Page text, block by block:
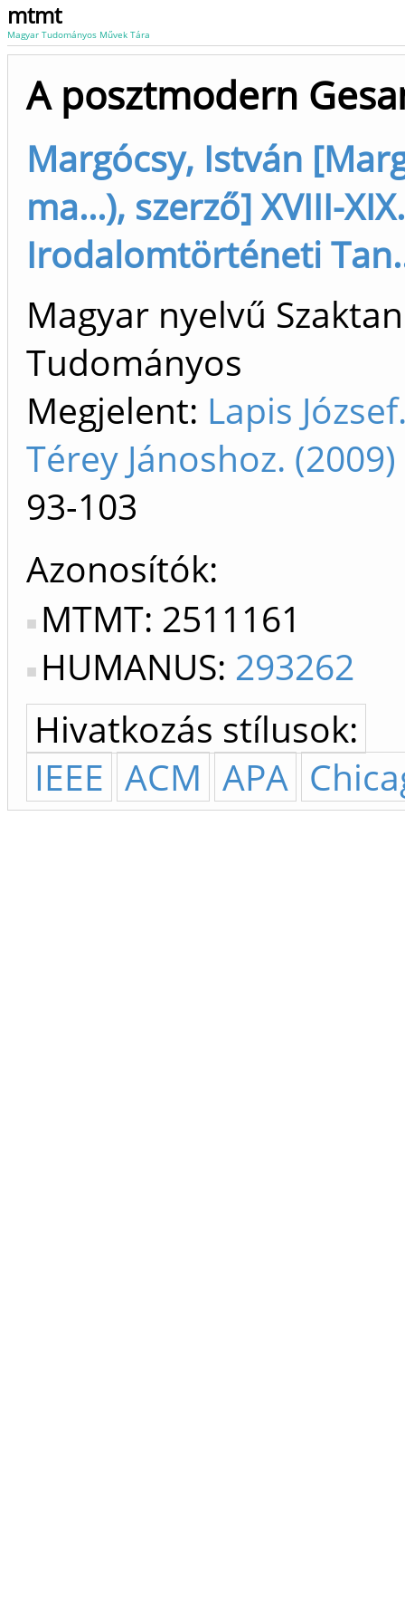
mtmt
Magyar Tudományos Művek Tára
A posztmodern
Margócsy, István
ma...), szerző] XVIII-
Irodalomtörténeti
Magyar nyelvű
Tudományos
Megjelent: Lapis
Térey Jánoshoz.
93-103
Azonosítók
MTMT: 2511161
HUMANUS: 293262
Hivatkozás stílusok:
IEEE ACM APA